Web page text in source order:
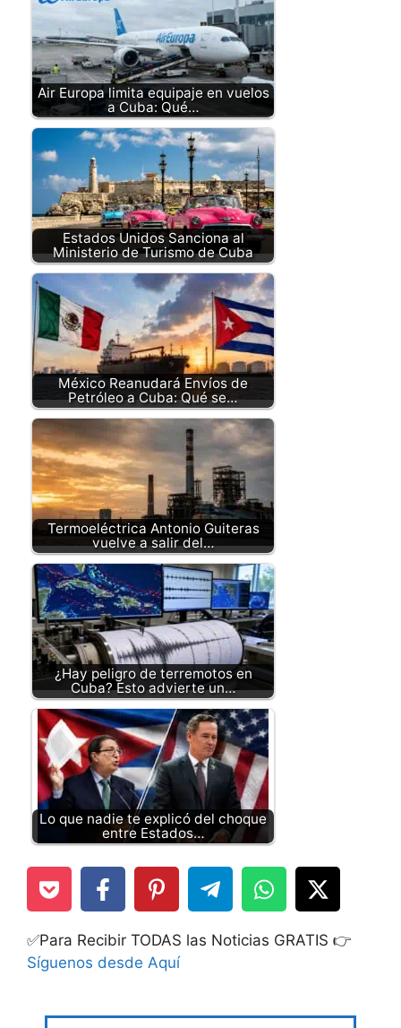
Air Europa limita equipaje en vuelos
a Cuba: Qué…
Estados Unidos Sanciona al
Ministerio de Turismo de Cuba
México Reanudará Envíos de
Petróleo a Cuba: Qué se…
Termoeléctrica Antonio Guiteras
vuelve a salir del…
¿Hay peligro de terremotos en
Cuba? Esto advierte un…
Lo que nadie te explicó del choque
entre Estados…
✅Para Recibir TODAS las Noticias GRATIS 👉
Síguenos desde Aquí